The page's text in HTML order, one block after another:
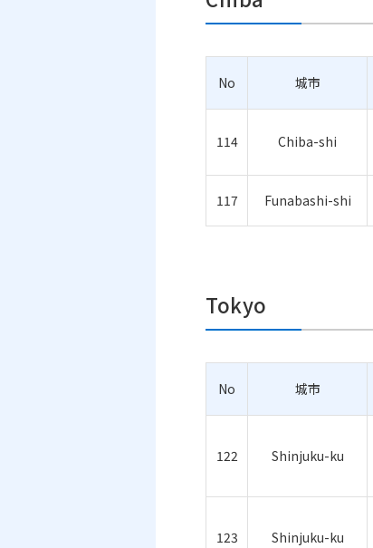
No 城市
114 Chiba-shi
117 Funabashi-shi
Tokyo
No 城市
122 Shinjuku-ku
123 Shinjuku-ku